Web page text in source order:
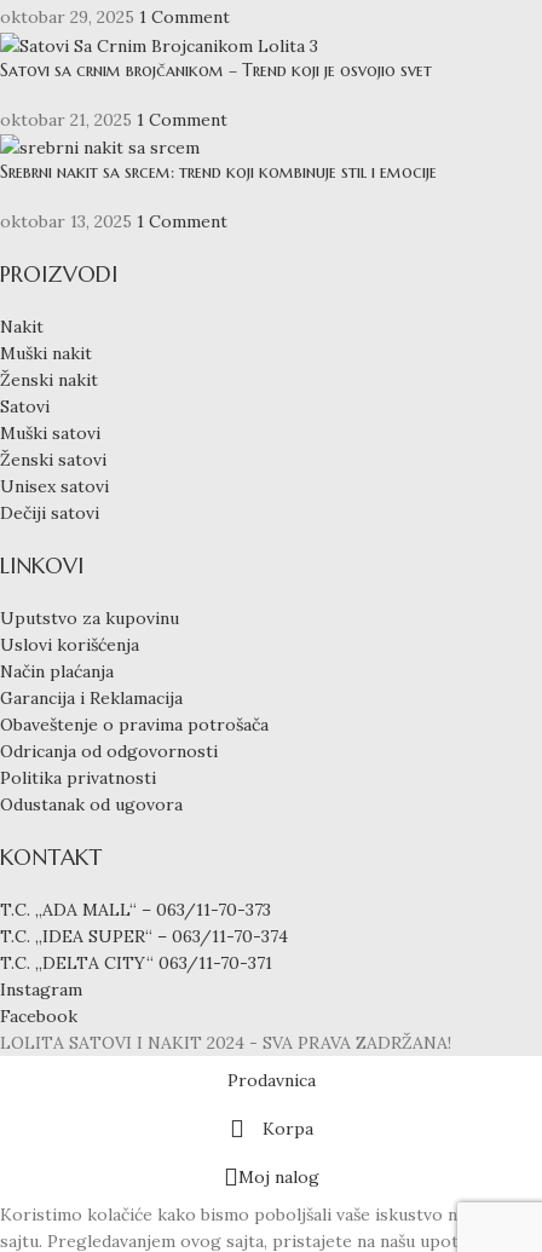
oktobar 29, 2025 1 Comment
Satovi sa crnim brojčanikom – Trend koji je osvojio svet
oktobar 21, 2025 1 Comment
Srebrni nakit sa srcem: trend koji kombinuje stil i emocije
oktobar 13, 2025 1 Comment
PROIZVODI
Nakit
Muški nakit
Ženski nakit
Satovi
Muški satovi
Ženski satovi
Unisex satovi
Dečiji satovi
LINKOVI
Uputstvo za kupovinu
Uslovi korišćenja
Način plaćanja
Garancija i Reklamacija
Obaveštenje o pravima potrošača
Odricanja od odgovornosti
Politika privatnosti
Odustanak od ugovora
KONTAKT
T.C. „ADA MALL“ – 063/11-70-373
T.C. „IDEA SUPER“ – 063/11-70-374
T.C. „DELTA CITY“ 063/11-70-371
Instagram
Facebook
LOLITA SATOVI I NAKIT 2024 - SVA PRAVA ZADRŽANA!
Prodavnica
Korpa
Moj nalog
Koristimo kolačiće kako bismo poboljšali vaše iskustvo na našem
sajtu. Pregledavanjem ovog sajta, pristajete na našu upotrebu